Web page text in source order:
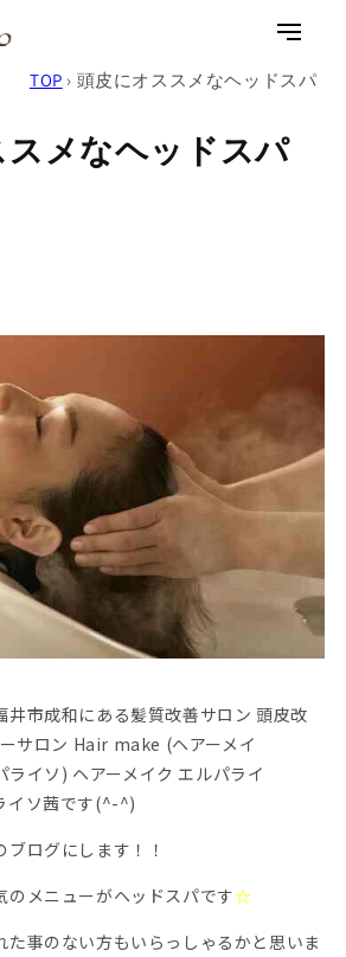
イ ト
TOP › 頭皮にオススメなヘッドスパ
メなヘッドスパ
井市成和にある髪質改善サロン 頭皮改
サロン Hair make (ヘアーメイ
イソ) ヘアーメイク エルパライ
イソ茜です(^-^)
ログにします！！
のメニューがヘッドスパです☆
た事のない方もいらっしゃるかと思いま